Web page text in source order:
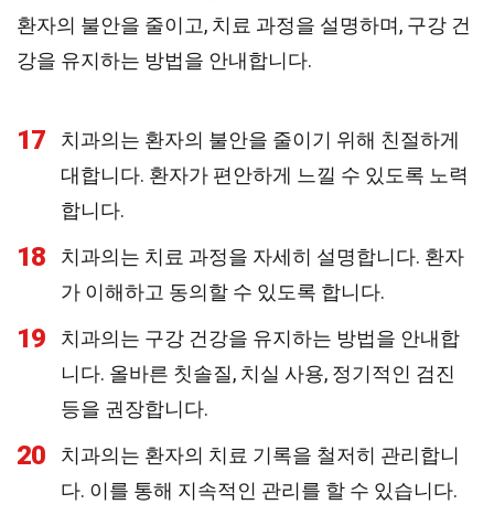
환자의 불안을 줄이고, 치료 과정을 설명하며, 구강 건
강을 유지하는 방법을 안내합니다.
17
치과의는 환자의 불안을 줄이기 위해 친절하게
대합니다. 환자가 편안하게 느낄 수 있도록 노력
합니다.
18
치과의는 치료 과정을 자세히 설명합니다. 환자
가 이해하고 동의할 수 있도록 합니다.
19
치과의는 구강 건강을 유지하는 방법을 안내합
니다. 올바른 칫솔질, 치실 사용, 정기적인 검진
등을 권장합니다.
20
치과의는 환자의 치료 기록을 철저히 관리합니
다. 이를 통해 지속적인 관리를 할 수 있습니다.